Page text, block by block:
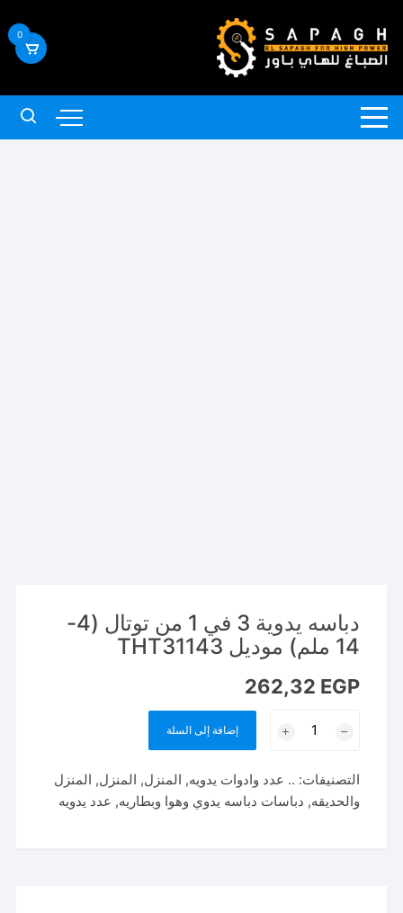
إلى
المحتوى
0
دباسه يدوية 3 في 1 من توتال (4-
14 ملم) موديل THT31143
262,32 EGP
3
في
إضافة إلى السلة
التصنيفات: .. عدد وادوات يدويه, المنزل, المنزل, المنزل
والحديقه, دباسات دباسه يدوي وهوا وبطاريه, عدد يدويه